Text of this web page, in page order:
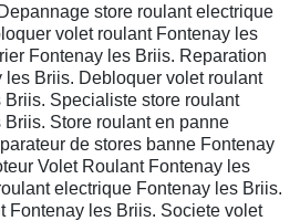
store roulant electrique
volet roulant Fontenay les
Fontenay les Briis. Reparation
Briis. Debloquer volet roulant
Specialiste store roulant
Store roulant en panne
de stores banne Fontenay
Volet Roulant Fontenay les
electrique Fontenay les Briis.
Fontenay les Briis. Societe volet